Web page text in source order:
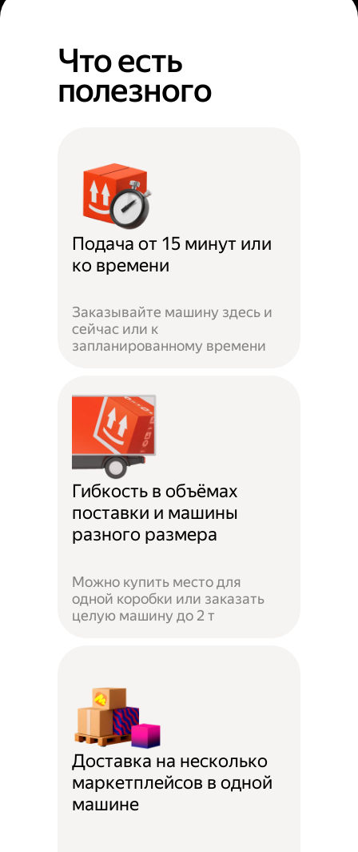
Что есть
полезного
Подача от 15 минут или
ко времени
Заказывайте машину здесь и
сейчас или к
запланированному времени
Гибкость в объёмах
поставки и машины
разного размера
Можно купить место для
одной коробки или заказать
целую машину до 2 т
Доставка на несколько
маркетплейсов в одной
машине